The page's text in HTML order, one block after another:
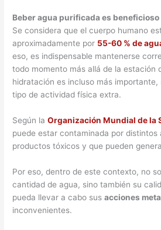
Beber agua purificada es beneficioso
Se considera que el cuerpo humano
aproximadamente por 55-60 % de
eso, es indispensable mantenerse
todo momento más allá de la estación
hidratación es incluso más importante,
tipo de actividad física extra.
Según laOrganización Mundial de la
puede estar contaminada por distintos
productos tóxicos y que pueden
Por eso, dentro de este contexto, no
cantidad de agua, sino también su
pueda llevar a cabo susacciones
inconvenientes.